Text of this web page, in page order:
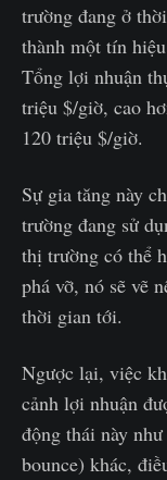
trường đang ở
thành một tín
Tổng lợi nhuận
triệu $/giờ, cao
120 triệu $/giờ.
Sự gia tăng này
trường đang sử
thị trường có thể
phá vỡ, nó sẽ vẽ
thời gian tới.
Ngược lại, việc
cảnh lợi nhuận
động thái này
bounce) khác,